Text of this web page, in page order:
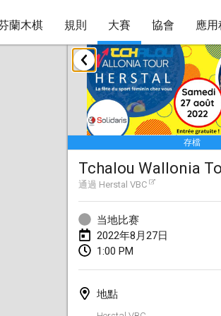
蘭木棋 規則 大賽 協會 應
存檔
Tchalou Wallonia
通過 Herstal VBC
当地比赛
2022年8月27日
1:00 PM
地點
2022年1月
取消
Tournoi Mixte
2022年1月22日 法國
KKS Halli Duppeli
2022年1月22日| 芬蘭
Mölkky Tournament -
2022年1月22日
Suomelan Mölkky-open
The Mölkky